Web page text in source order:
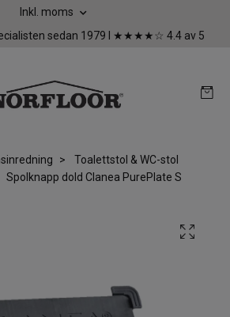
Inkl. moms
sedan 1979 I ★★★★☆ 4.4 av 5
Toalettstol & WC-stol
Spolknapp dold Clanea PurePlate S